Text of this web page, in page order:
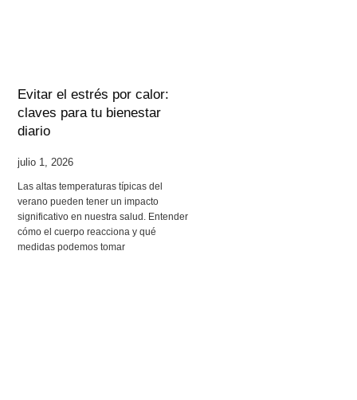
Evitar el estrés por calor:
claves para tu bienestar
diario
julio 1, 2026
Las altas temperaturas típicas del
verano pueden tener un impacto
significativo en nuestra salud. Entender
cómo el cuerpo reacciona y qué
medidas podemos tomar